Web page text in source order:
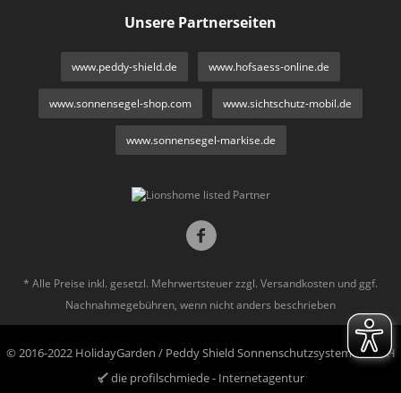
Unsere Partnerseiten
www.peddy-shield.de www.hofsaess-online.de
www.sonnensegel-shop.com www.sichtschutz-mobil.de
www.sonnensegel-markise.de
* Alle Preise inkl. gesetzl. Mehrwertsteuer zzgl. Versandkosten und ggf.
Nachnahmegebühren, wenn nicht anders beschrieben
© 2016-2022 HolidayGarden / Peddy Shield Sonnenschutzsysteme GmbH
die profilschmiede - Internetagentur